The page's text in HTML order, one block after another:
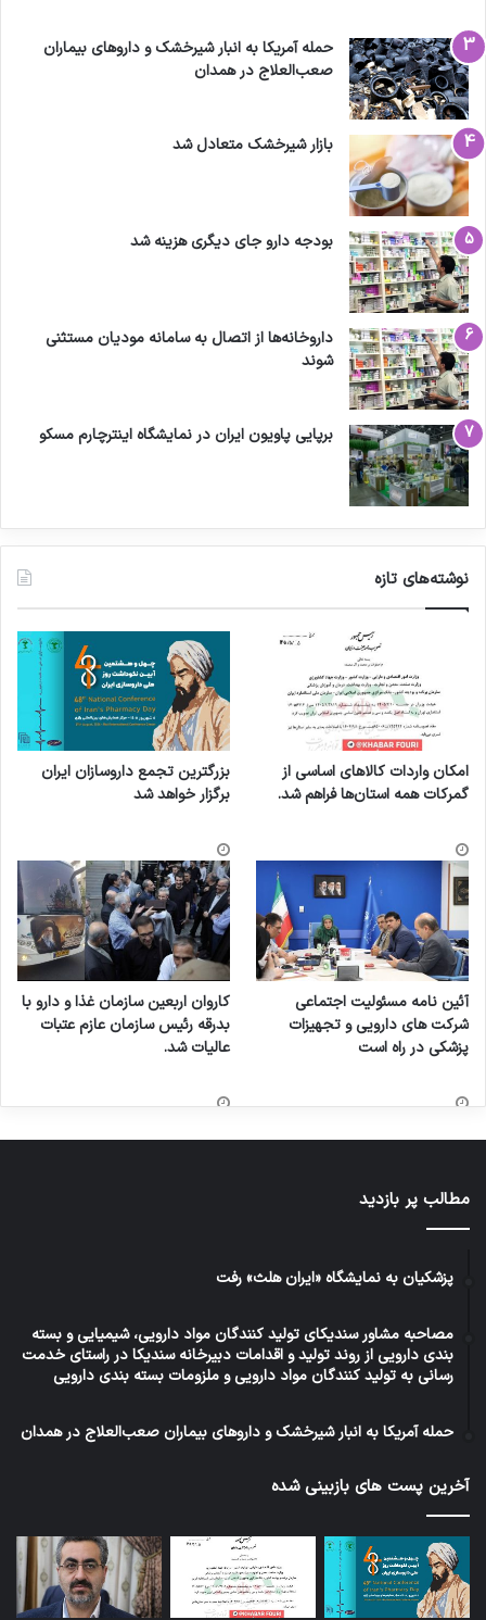
حمله آمریکا به انبار شیرخشک و داروهای بیماران
صعب‌العلاج در همدان
بازار شیرخشک متعادل شد
بودجه دارو جای دیگری هزینه شد
داروخانه‌ها از اتصال به سامانه مودیان مستثنی
شوند
برپایی پاویون ایران در نمایشگاه اینترچارم مسکو
نوشته‌های تازه
امکان واردات کالاهای اساسی از
گمرکات همه استان‌ها فراهم شد.
بزرگترین تجمع داروسازان ایران
برگزار خواهد شد
آئین نامه مسئولیت اجتماعی
شرکت های دارویی و تجهیزات
پزشکی در راه است
کاروان اربعین سازمان غذا و دارو با
بدرقه رئیس سازمان عازم عتبات
عالیات شد.
مطالب پر بازدید
پزشکیان به نمایشگاه «ایران هلث» رفت
مصاحبه مشاور سندیکای تولید کنندگان مواد دارویی، شیمیایی و بسته
بندی دارویی از روند تولید و اقدامات دبیرخانه سندیکا در راستای خدمت
رسانی به تولید کنندگان مواد دارویی و ملزومات بسته بندی دارویی
حمله آمریکا به انبار شیرخشک و داروهای بیماران صعب‌العلاج در همدان
آخرین پست های بازبینی شده